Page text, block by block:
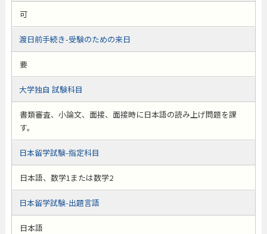
可
渡日前手続き-受験のための来日
要
大学独自 試験科目
書類審査、小論文、面接、面接時に日本語の読み上げ問題を課
す。
日本留学試験-指定科目
日本語、数学1または数学2
日本留学試験-出題言語
日本語